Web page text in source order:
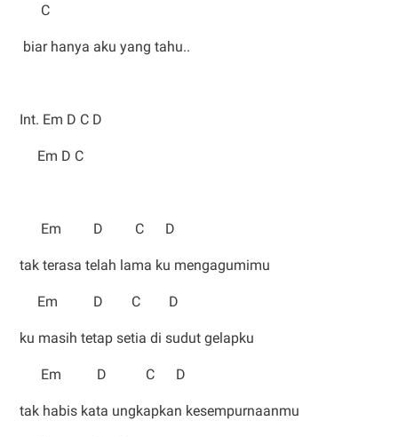
C
biar hanya aku yang tahu..
Int. Em D C D
Em D C
Em D C D
tak terasa telah lama ku mengagumimu
Em D C D
ku masih tetap setia di sudut gelapku
Em D C D
tak habis kata ungkapkan kesempurnaanmu